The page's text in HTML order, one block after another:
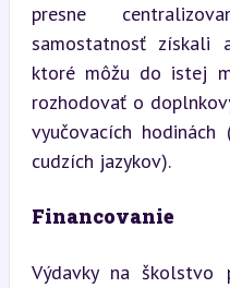
presne
samostatnosť získali
ktoré môžu do istej
rozhodovať o
vyučovacích hodinách
cudzích jazykov).
Financovanie
Výdavky na školstvo